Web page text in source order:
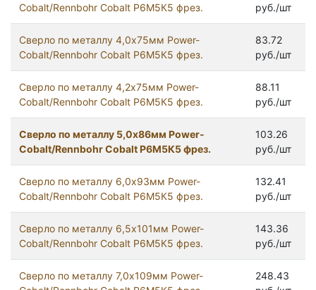
Cobalt/Rennbohr Cobalt Р6М5К5 фрез.
руб./шт
Сверло по металлу 4,0х75мм Power-
Cobalt/Rennbohr Cobalt Р6М5К5 фрез.
83.72
руб./шт
Сверло по металлу 4,2х75мм Power-
Cobalt/Rennbohr Cobalt Р6М5К5 фрез.
88.11
руб./шт
Сверло по металлу 5,0х86мм Power-
Cobalt/Rennbohr Cobalt Р6М5К5 фрез.
103.26
руб./шт
Сверло по металлу 6,0х93мм Power-
Cobalt/Rennbohr Cobalt Р6М5К5 фрез.
132.41
руб./шт
Сверло по металлу 6,5х101мм Power-
Cobalt/Rennbohr Cobalt Р6М5К5 фрез.
143.36
руб./шт
Сверло по металлу 7,0х109мм Power-
248.43